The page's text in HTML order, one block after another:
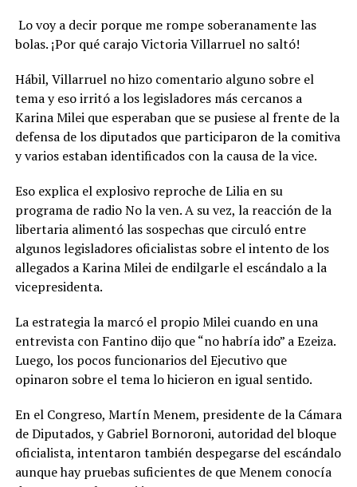
Lo voy a decir porque me rompe soberanamente las
bolas. ¡Por qué carajo Victoria Villarruel no saltó!
Hábil, Villarruel no hizo comentario alguno sobre el
tema y eso irritó a los legisladores más cercanos a
Karina Milei que esperaban que se pusiese al frente de la
defensa de los diputados que participaron de la comitiva
y varios estaban identificados con la causa de la vice.
Eso explica el explosivo reproche de Lilia en su
programa de radio No la ven. A su vez, la reacción de la
libertaria alimentó las sospechas que circuló entre
algunos legisladores oficialistas sobre el intento de los
allegados a Karina Milei de endilgarle el escándalo a la
vicepresidenta.
La estrategia la marcó el propio Milei cuando en una
entrevista con Fantino dijo que “no habría ido” a Ezeiza.
Luego, los pocos funcionarios del Ejecutivo que
opinaron sobre el tema lo hicieron en igual sentido.
En el Congreso, Martín Menem, presidente de la Cámara
de Diputados, y Gabriel Bornoroni, autoridad del bloque
oficialista, intentaron también despegarse del escándalo
aunque hay pruebas suficientes de que Menem conocía